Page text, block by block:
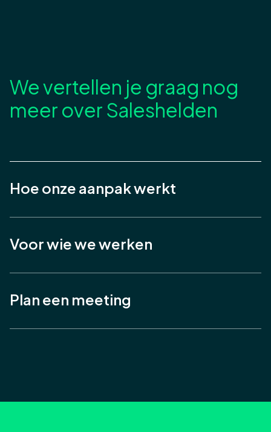
We vertellen je graag nog
meer over Saleshelden
Hoe onze aanpak werkt
Voor wie we werken
Plan een meeting